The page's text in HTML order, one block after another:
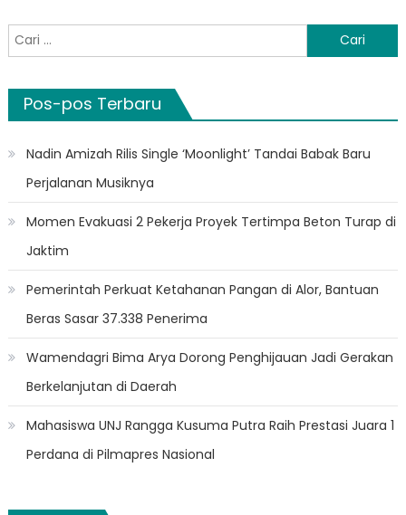
Cari
untuk:
Pos-pos Terbaru
Nadin Amizah Rilis Single ‘Moonlight’ Tandai Babak Baru
Perjalanan Musiknya
Momen Evakuasi 2 Pekerja Proyek Tertimpa Beton Turap di
Jaktim
Pemerintah Perkuat Ketahanan Pangan di Alor, Bantuan
Beras Sasar 37.338 Penerima
Wamendagri Bima Arya Dorong Penghijauan Jadi Gerakan
Berkelanjutan di Daerah
Mahasiswa UNJ Rangga Kusuma Putra Raih Prestasi Juara 1
Perdana di Pilmapres Nasional